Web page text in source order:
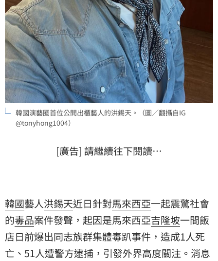
韓國演藝圈首位公開出櫃藝人的洪錫天。（圖／翻攝自IG
@tonyhong1004）
[廣告] 請繼續往下閱讀…
韓國藝人洪錫天近日針對馬來西亞一起震驚社會
的毒品案件發聲，起因是馬來西亞吉隆坡一間飯
店日前爆出同志族群集體毒趴事件，造成1人死
亡、51人遭警方逮捕，引發外界高度關注。消息